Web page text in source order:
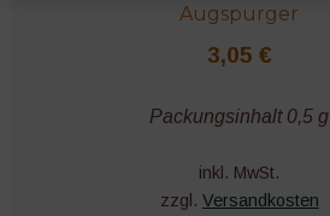
Augspurger
3,05 €
Packungsinhalt 0,5 g
inkl. MwSt.
zzgl. Versandkosten